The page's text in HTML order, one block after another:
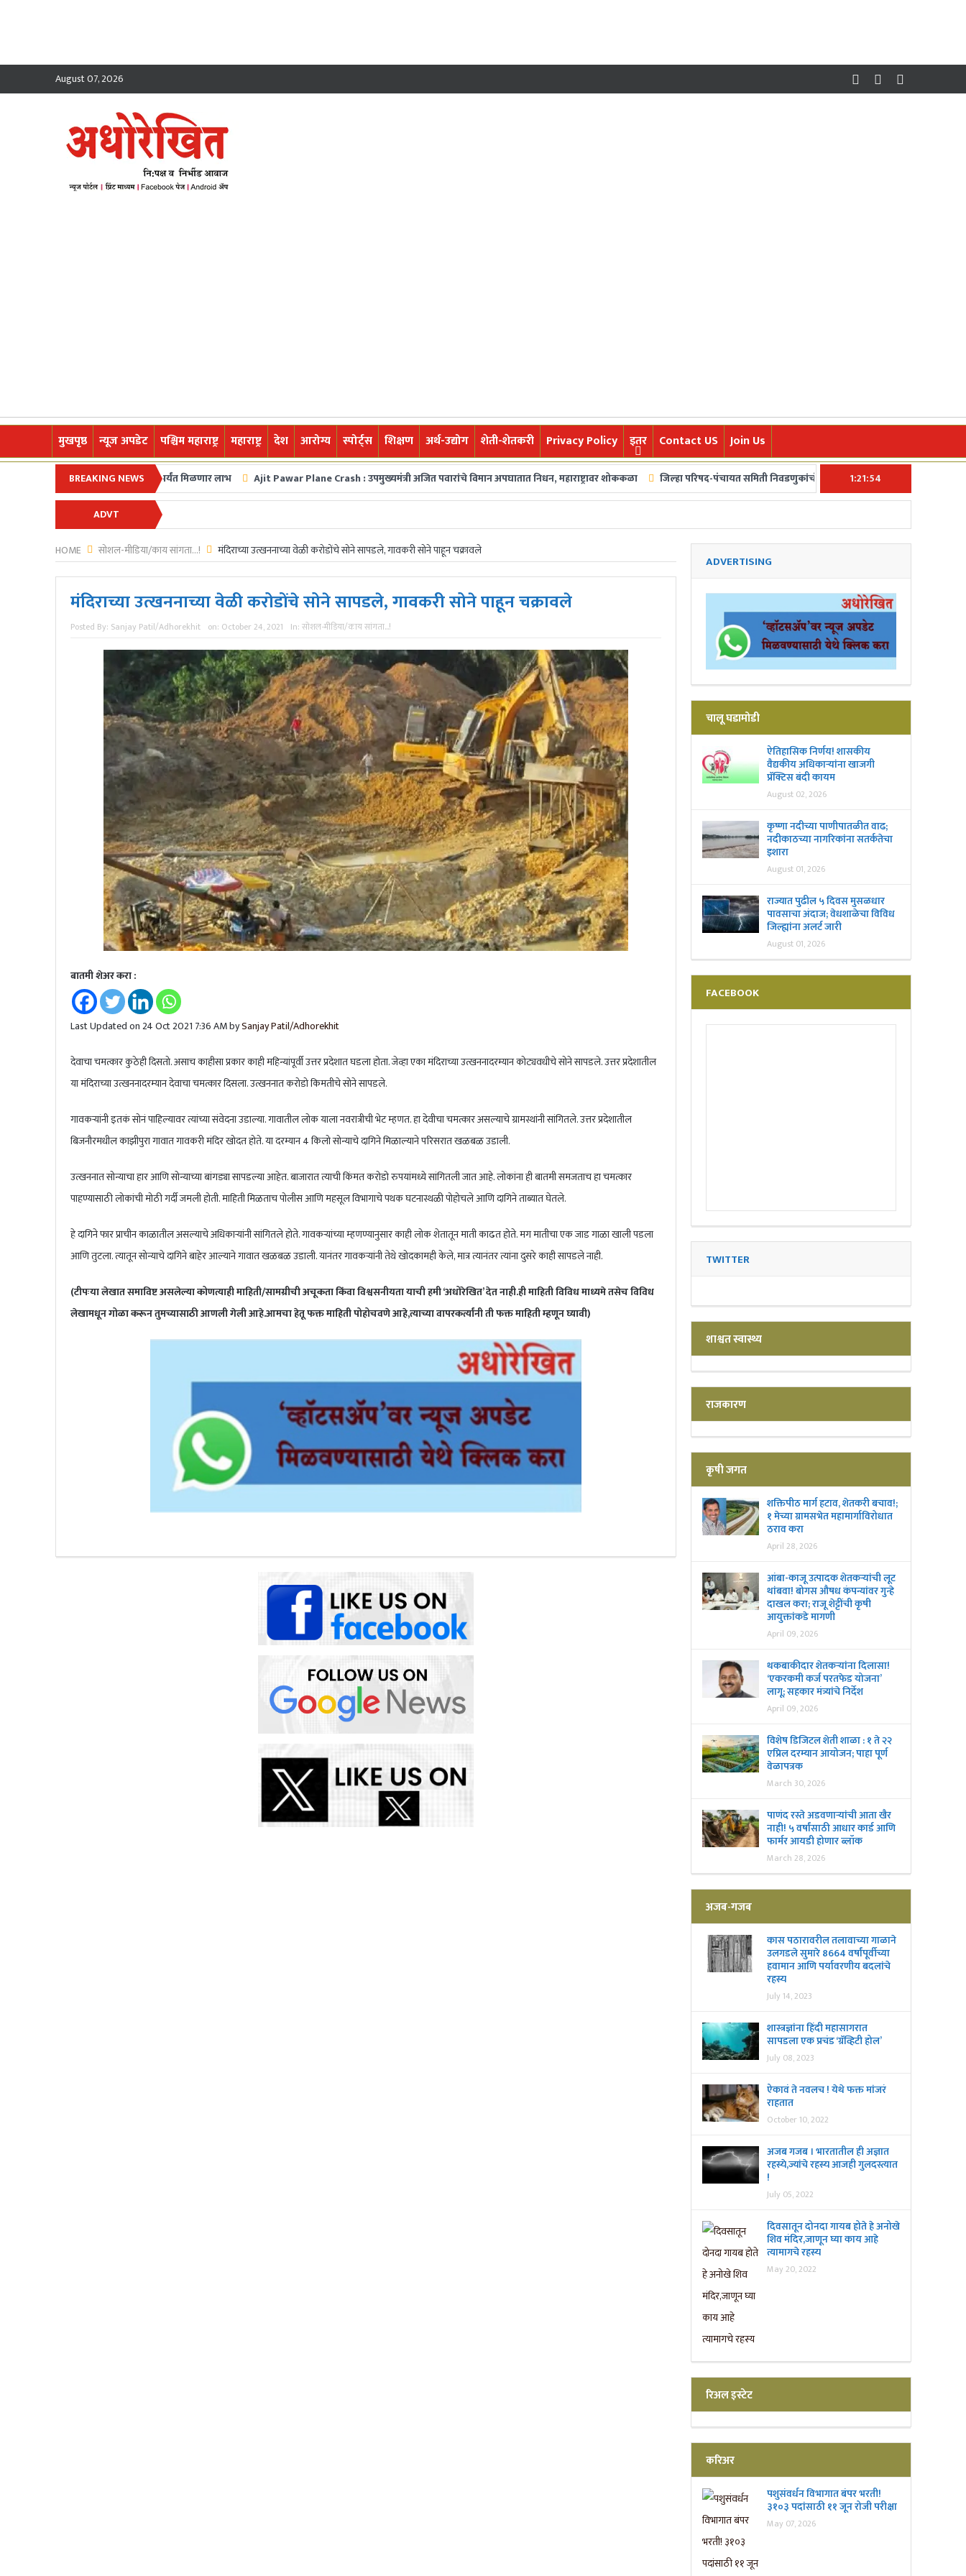
August 07, 2026
मुखपृष्ठ न्यूज अपडेट पश्चिम महाराष्ट्र महाराष्ट्र देश आरोग्य स्पोर्ट्स शिक्षण अर्थ-उद्योग शेती-शेतकरी Privacy Policy इतर Contact US Join Us
BREAKING NEWS
घोषणा; २ लाखापर्यंत मिळणार लाभ Ajit Pawar Plane Crash : उपमुख्यमंत्री अजित पवारांचे विमान अपघातात निधन, महाराष्ट्रावर शोककळा
जिल्हा परिषद-पंचायत समिती निवडणुकांचं बिगूल अखेर वाजलं! ५ फेब्रुवारीला मतदान, ७
घेतला बदला अन् चॅम्पियन्स ट्रॉफी अंतिम फेरीत धडक
1:21:55
ADVT
च्या माध्यमातून अगदी ग्रामीण स्तरापासून ते देशविदेशातील ताज्या घडामोडी,महत्त्वाच्या बातम्या, ब्रेकिंग न्यूज वाचकांपर्यंत नि:पक्ष व निर्भीडपणे पोहचवण्यासाठी आम्ही कटिबद्ध आहोत.त्याचबरोबर क्रीडा,अर्थ,मनोरंजन,तंत्र-विज्ञान,पर्यटन आणि
HOME सोशल-मीडिया/काय सांगता...! मंदिराच्या उत्खननाच्या वेळी करोडोंचे सोने सापडले, गावकरी सोने पाहून चक्रावले
मंदिराच्या उत्खननाच्या वेळी करोडोंचे सोने सापडले, गावकरी सोने पाहून चक्रावले
Posted By: Sanjay Patil/Adhorekhit on: October 24, 2021 In: सोशल-मीडिया/काय सांगता...!
बातमी शेअर करा :
Last Updated on 24 Oct 2021 7:36 AM bySanjay Patil/Adhorekhit
देवाचा चमत्कार कुठेही दिसतो. असाच काहीसा प्रकार काही महिन्यांपूर्वी उत्तर प्रदेशात घडला होता. जेव्हा एका मंदिराच्या उत्खननादरम्यान कोट्यवधीचे सोने सापडले. उत्तर प्रदेशातील
या मंदिराच्या उत्खननादरम्यान देवाचा चमत्कार दिसला. उत्खननात करोडो किमतीचे सोने सापडले.
गावकऱ्यांनी इतकं सोनं पाहिल्यावर त्यांच्या संवेदना उडाल्या. गावातील लोक याला नवरात्रीची भेट म्हणत. हा देवीचा चमत्कार असल्याचे ग्रामस्थांनी सांगितले. उत्तर प्रदेशातील
बिजनौरमधील काझीपुरा गावात गावकरी मंदिर खोदत होते. या दरम्यान 4 किलो सोन्याचे दागिने मिळाल्याने परिसरात खळबळ उडाली.
उत्खननात सोन्याचा हार आणि सोन्याच्या बांगड्या सापडल्या आहेत. बाजारात त्याची किंमत करोडो रुपयांमध्ये सांगितली जात आहे. लोकांना ही बातमी समजताच हा चमत्कार
पाहण्यासाठी लोकांची मोठी गर्दी जमली होती. माहिती मिळताच पोलीस आणि महसूल विभागाचे पथक घटनास्थळी पोहोचले आणि दागिने ताब्यात घेतले.
हे दागिने फार प्राचीन काळातील असल्याचे अधिकाऱ्यांनी सांगितले होते. गावकऱ्यांच्या म्हणण्यानुसार काही लोक शेतातून माती काढत होते. मग मातीचा एक जाड गाळा खाली पडला
आणि तुटला. त्यातून सोन्याचे दागिने बाहेर आल्याने गावात खळबळ उडाली. यानंतर गावकऱ्यांनी तेथे खोदकामही केले, मात्र त्यानंतर त्यांना दुसरे काही सापडले नाही.
(टीपःया लेखात समाविष्ट असलेल्या कोणत्याही माहिती/सामग्रीची अचूकता किंवा विश्वसनीयता याची हमी ‘अधोरेखित’ देत नाही.ही माहिती विविध माध्यमे तसेच विविध
लेखामधून गोळा करून तुमच्यासाठी आणली गेली आहे.आमचा हेतू फक्त माहिती पोहोचवणे आहे,त्याच्या वापरकर्त्यांनी ती फक्त माहिती म्हणून घ्यावी)
ADVERTISING
चालू घडामोडी
ऐतिहासिक निर्णय! शासकीय
वैद्यकीय अधिकाऱ्यांना खाजगी
प्रॅक्टिस बंदी कायम
August 02, 2026
कृष्णा नदीच्या पाणीपातळीत वाढ;
नदीकाठच्या नागरिकांना सतर्कतेचा
इशारा
August 01, 2026
राज्यात पुढील ५ दिवस मुसळधार
पावसाचा अंदाज; वेधशाळेचा विविध
जिल्ह्यांना अलर्ट जारी
August 01, 2026
FACEBOOK
TWITTER
शाश्वत स्वास्थ्य
राजकारण
कृषी जगत
शक्तिपीठ मार्ग हटाव, शेतकरी बचाव!;
१ मेच्या ग्रामसभेत महामार्गाविरोधात
ठराव करा
April 28, 2026
आंबा-काजू उत्पादक शेतकऱ्यांची लूट
थांबवा! बोगस औषध कंपन्यांवर गुन्हे
दाखल करा; राजू शेट्टींची कृषी
आयुक्तांकडे मागणी
April 09, 2026
थकबाकीदार शेतकऱ्यांना दिलासा!
‘एकरकमी कर्ज परतफेड योजना’
लागू; सहकार मंत्र्यांचे निर्देश
April 09, 2026
विशेष डिजिटल शेती शाळा : १ ते २२
एप्रिल दरम्यान आयोजन; पाहा पूर्ण
वेळापत्रक
March 30, 2026
पाणंद रस्ते अडवणाऱ्यांची आता खैर
नाही! ५ वर्षांसाठी आधार कार्ड आणि
फार्मर आयडी होणार ब्लॉक
March 28, 2026
अजब-गजब
कास पठारावरील तलावाच्या गाळाने
उलगडले सुमारे 8664 वर्षांपूर्वीच्या
हवामान आणि पर्यावरणीय बदलांचे
रहस्य
July 14, 2023
शास्त्रज्ञांना हिंदी महासागरात
सापडला एक प्रचंड ‘ग्रॅव्हिटी होल’
July 08, 2023
ऐकावं ते नवलच ! येथे फक्त मांजरं
राहतात
October 10, 2022
अजब गजब । भारतातील ही अज्ञात
रहस्ये,ज्यांचे रहस्य आजही गुलदस्त्यात
!
July 05, 2022
दिवसातून दोनदा गायब होते हे अनोखे
शिव मंदिर,जाणून घ्या काय आहे
त्यामागचे रहस्य
May 20, 2022
रिअल इस्टेट
करिअर
पशुसंवर्धन विभागात बंपर भरती!
३१०३ पदांसाठी ११ जून रोजी परीक्षा
May 07, 2026